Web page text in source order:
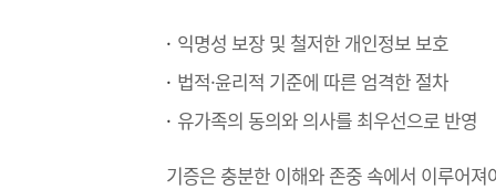
익명성 보장 및 철저한 개인정보 보호
법적·윤리적 기준에 따른 엄격한 절차
유가족의 동의와 의사를 최우선으로 반영
기증은 충분한 이해와 존중 속에서 이루어져